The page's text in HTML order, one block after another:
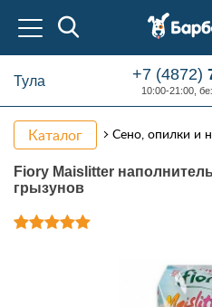
Тула +7 (4872)
10:00-21:00,
Каталог Сено, опилки и
Fiory Maislitter
грызунов